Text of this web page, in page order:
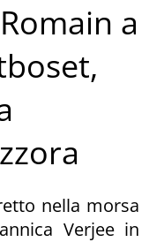
a
nella morsa
Verjee in